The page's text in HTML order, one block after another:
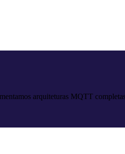
arquiteturas MQTT